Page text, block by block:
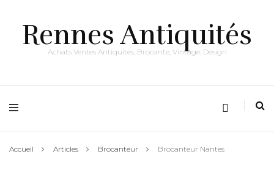
Rennes Antiquités
Achats Ventes Antiquités, Brocante, Vintage, Design
Accueil Articles Brocanteur Brocanteur Nantes